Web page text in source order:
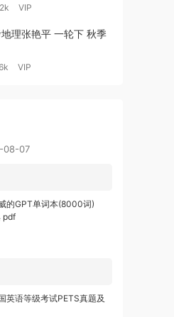
VIP
理张艳平 一轮下 秋季
VIP
08-07
的GPT单词本(8000词)
pdf
英语等级考试PETS真题及